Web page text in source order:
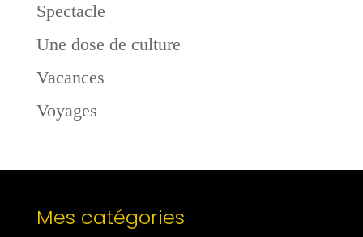
Spectacle
Une dose de culture
Vacances
Voyages
Mes catégories